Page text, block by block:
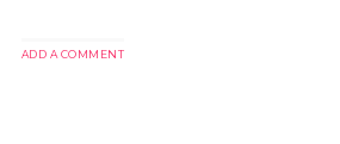
ADD A COMMENT